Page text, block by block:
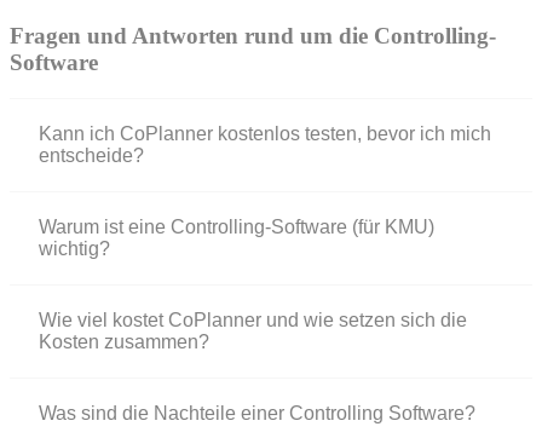
Fragen und Antworten rund um die Controlling-
Software
Kann ich CoPlanner kostenlos testen, bevor ich mich
entscheide?
Warum ist eine Controlling-Software (für KMU)
wichtig?
Wie viel kostet CoPlanner und wie setzen sich die
Kosten zusammen?
Was sind die Nachteile einer Controlling Software?